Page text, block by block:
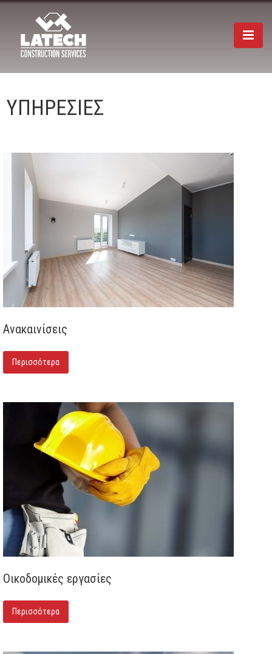
ΥΠΗΡΕΣΙΕΣ
Ανακαινίσεις
Περισσότερα
Οικοδομικές εργασίες
Περισσότερα